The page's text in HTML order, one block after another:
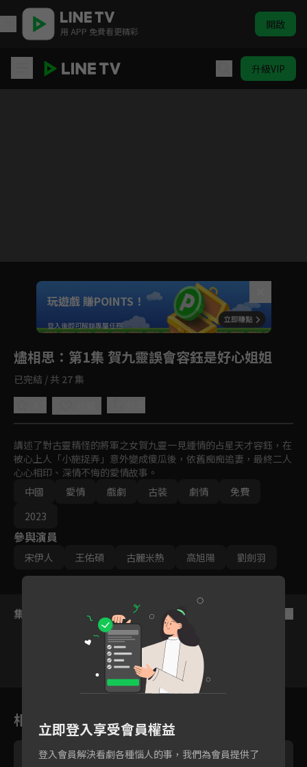
用 APP 免費看更精彩 開啟
升級VIP
Unmute
如有不便請見諒
玩遊戲 賺POINTS！
登入後即可解鎖專屬任務
燼相思 ：第1集 賀九靈誤會容鈺是好心姐姐
已完結 / 共 27 集
講述了對古靈精怪的將軍之女賀九靈一見鍾情的占星天才容鈺，在
被心上人「小施捉弄」意外變成傻瓜後，依舊痴痴追妻，最終二人
心心相印、深情不悔的愛情故事。
中國
愛情 戲劇 古裝 劇情
免費
2023
參與演員
宋伊人 王佑碩 古麗米熱 高旭陽 劉劍羽
集數列表
2 3 4
相關花絮
立即登入享受會員權益
登入會員解決看劇各種惱人的事，我們為會員提供了